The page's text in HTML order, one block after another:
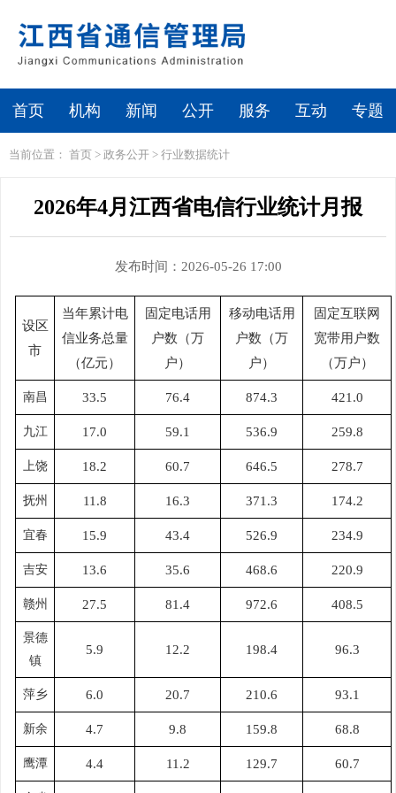
首页 机构 新闻 公开 服务 互动 专题
当前位置： 首页 > 政务公开 > 行业数据统计
2026年4月江西省电信行业统计月报
发布时间：2026-05-26 17:00
设区
市
当年累计电
信业务总量
（亿元）
固定电话用
户数（万
户）
移动电话用
户数（万
户）
固定互联网
宽带用户数
（万户）
南昌 33.5 76.4 874.3 421.0
九江 17.0 59.1 536.9 259.8
上饶 18.2 60.7 646.5 278.7
抚州 11.8 16.3 371.3 174.2
宜春 15.9 43.4 526.9 234.9
吉安 13.6 35.6 468.6 220.9
赣州 27.5 81.4 972.6 408.5
景德
镇
5.9 12.2 198.4 96.3
萍乡 6.0 20.7 210.6 93.1
新余 4.7 9.8 159.8 68.8
鹰潭 4.4 11.2 129.7 60.7